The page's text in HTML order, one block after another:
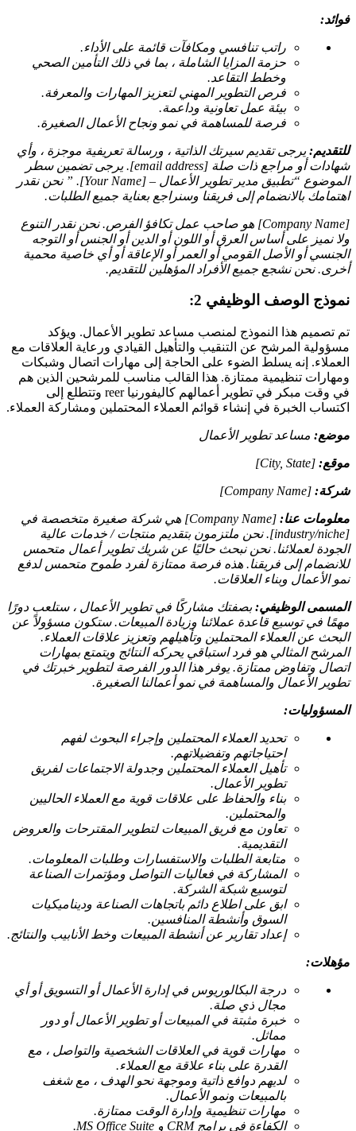
فوائد:
راتب تنافسي ومكافآت قائمة على الأداء.
حزمة المزايا الشاملة ، بما في ذلك التأمين الصحي
وخطط التقاعد.
فرص التطوير المهني لتعزيز المهارات والمعرفة.
بيئة عمل تعاونية وداعمة.
فرصة للمساهمة في نمو ونجاح الأعمال الصغيرة.
للتقديم:يرجى تقديم سيرتك الذاتية ، ورسالة تعريفية موجزة ، وأي
شهادات أو مراجع ذات صلة [email address]. يرجى تضمين سطر
الموضوع “تطبيق مدير تطوير الأعمال – [Your Name]. ” نحن نقدر
اهتمامك بالانضمام إلى فريقنا وسنراجع بعناية جميع الطلبات.
[Company Name] هو صاحب عمل تكافؤ الفرص. نحن نقدر التنوع
ولا نميز على أساس العرق أو اللون أو الدين أو الجنس أو التوجه
الجنسي أو الأصل القومي أو العمر أو الإعاقة أو أي خاصية محمية
أخرى. نحن نشجع جميع الأفراد المؤهلين للتقديم.
نموذج الوصف الوظيفي 2:
تم تصميم هذا النموذج لمنصب مساعد تطوير الأعمال. ويؤكد
مسؤولية المرشح عن التنقيب والتأهيل القيادي ورعاية العلاقات مع
العملاء. إنه يسلط الضوء على الحاجة إلى مهارات اتصال وشبكات
ومهارات تنظيمية ممتازة. هذا القالب مناسب للمرشحين الذين هم
في وقت مبكر في تطوير أعمالهم كاليفورنيا reer وتتطلع إلى
اكتساب الخبرة في إنشاء قوائم العملاء المحتملين ومشاركة العملاء.
موضع: مساعد تطوير الأعمال
موقع: [City, State]
شركة: [Company Name]
معلومات عنا:
[Company Name] هي شركة صغيرة متخصصة في
[industry/niche]. نحن ملتزمون بتقديم منتجات / خدمات عالية
الجودة لعملائنا. نحن نبحث حاليًا عن شريك تطوير أعمال متحمس
للانضمام إلى فريقنا. هذه فرصة ممتازة لفرد طموح متحمس لدفع
نمو الأعمال وبناء العلاقات.
المسمى الوظيفي:بصفتك مشاركًا في تطوير الأعمال ، ستلعب دورًا
مهمًا في توسيع قاعدة عملائنا وزيادة المبيعات. ستكون مسؤولاً عن
البحث عن العملاء المحتملين وتأهيلهم وتعزيز علاقات العملاء.
المرشح المثالي هو فرد استباقي يحركه النتائج ويتمتع بمهارات
اتصال وتفاوض ممتازة. يوفر هذا الدور الفرصة لتطوير خبرتك في
تطوير الأعمال والمساهمة في نمو أعمالنا الصغيرة.
المسؤوليات:
تحديد العملاء المحتملين وإجراء البحوث لفهم
احتياجاتهم وتفضيلاتهم.
تأهيل العملاء المحتملين وجدولة الاجتماعات لفريق
تطوير الأعمال.
بناء والحفاظ على علاقات قوية مع العملاء الحاليين
والمحتملين.
تعاون مع فريق المبيعات لتطوير المقترحات والعروض
التقديمية.
متابعة الطلبات والاستفسارات وطلبات المعلومات.
المشاركة في فعاليات التواصل ومؤتمرات الصناعة
لتوسيع شبكة الشركة.
ابق على اطلاع دائم باتجاهات الصناعة وديناميكيات
السوق وأنشطة المنافسين.
إعداد تقارير عن أنشطة المبيعات وخط الأنابيب والنتائج.
مؤهلات:
درجة البكالوريوس في إدارة الأعمال أو التسويق أو أي
مجال ذي صلة.
خبرة مثبتة في المبيعات أو تطوير الأعمال أو دور
مماثل.
مهارات قوية في العلاقات الشخصية والتواصل ، مع
القدرة على بناء علاقة مع العملاء.
لديهم دوافع ذاتية وموجهة نحو الهدف ، مع شغف
بالمبيعات ونمو الأعمال.
مهارات تنظيمية وإدارة الوقت ممتازة.
الكفاءة في برامج CRM و MS Office Suite.